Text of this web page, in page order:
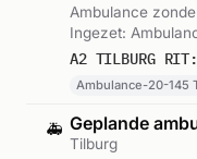
Ambulance
Ingezet:
om 10:03.
Ambulance-20-145
🚑 Geplande
Tilburg